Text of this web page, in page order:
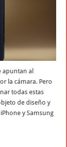
al
la cámara. Pero
todas estas
de diseño y
y Samsung